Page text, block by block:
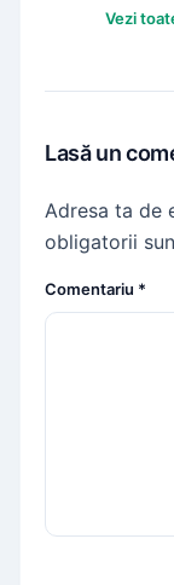
Vezi
Lasă un
Adresa ta de
obligatorii
Comentariu *